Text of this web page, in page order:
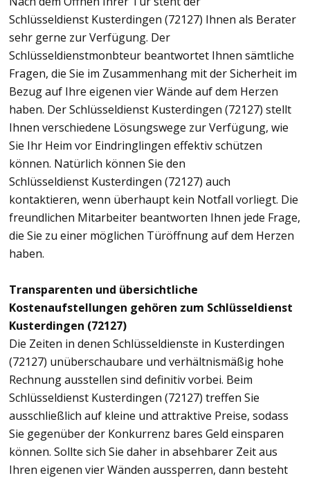
Schlüsseldienst Kusterdingen (72127) Ihnen als Berater
sehr gerne zur Verfügung. Der
Schlüsseldienstmonbteur beantwortet Ihnen sämtliche
Fragen, die Sie im Zusammenhang mit der Sicherheit im
Bezug auf Ihre eigenen vier Wände auf dem Herzen
haben. Der Schlüsseldienst Kusterdingen (72127) stellt
Ihnen verschiedene Lösungswege zur Verfügung, wie
Sie Ihr Heim vor Eindringlingen effektiv schützen
können. Natürlich können Sie den
Schlüsseldienst Kusterdingen (72127) auch
kontaktieren, wenn überhaupt kein Notfall vorliegt. Die
freundlichen Mitarbeiter beantworten Ihnen jede Frage,
die Sie zu einer möglichen Türöffnung auf dem Herzen
haben.
Transparenten und übersichtliche
Kostenaufstellungen gehören zum Schlüsseldienst
Kusterdingen (72127)
Die Zeiten in denen Schlüsseldienste in Kusterdingen
(72127) unüberschaubare und verhältnismäßig hohe
Rechnung ausstellen sind definitiv vorbei. Beim
Schlüsseldienst Kusterdingen (72127) treffen Sie
ausschließlich auf kleine und attraktive Preise, sodass
Sie gegenüber der Konkurrenz bares Geld einsparen
können. Sollte sich Sie daher in absehbarer Zeit aus
Ihren eigenen vier Wänden aussperren, dann besteht